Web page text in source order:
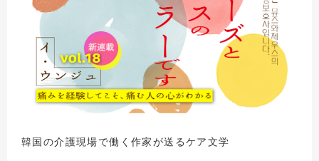
韓国の介護現場で働く作家が送るケア文学